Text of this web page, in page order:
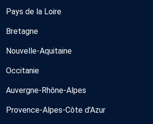
Pays de la Loire
Bretagne
Nouvelle-Aquitaine
Occitanie
Auvergne-Rhône-Alpes
Provence-Alpes-Côte d'Azur